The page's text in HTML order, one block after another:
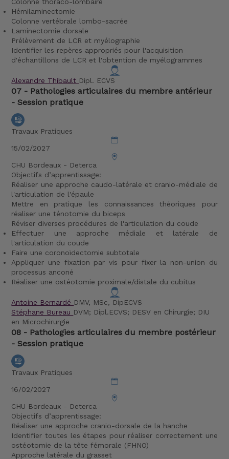
Hémilaminectomie
Colonne vertébrale lombo-sacrée
Laminectomie dorsale
Prélèvement de LCR et myélographie
Identifier les repères appropriés pour l'acquisition
d'échantillons de LCR et l'obtention de myélogrammes
Alexandre Thibault Dipl. ECVS
07 - Pathologies articulaires du membre antérieur
- Session pratique
Travaux Pratiques
15/02/2027
CHU Bordeaux - Deterca
Objectifs d’apprentissage:
Réaliser une approche caudo-latérale et cranio-médiale de
l'articulation de l'épaule
Mettre en pratique les connaissances théoriques pour
réaliser une ténotomie du biceps
Réviser diverses procédures de l'articulation du coude
Effectuer une approche médiale et latérale de
l'articulation du coude
Faire une coronoïdectomie subtotale
Appliquer une fixation par vis pour fixer la non-union du
processus anconé
Réaliser une ostéotomie proximale/distale du cubitus
Antoine Bernardé DMV, MSc, DipECVS
Stéphane Bureau DVM; Dipl.ECVS; DESV en Chirurgie; DIU
en Microchirurgie
08 - Pathologies articulaires du membre postérieur
- Session pratique
Travaux Pratiques
16/02/2027
CHU Bordeaux - Deterca
Objectifs d’apprentissage:
Réaliser une approche cranio-dorsale de la hanche
Identifier toutes les étapes pour réaliser correctement une
ostéotomie de la tête fémorale (FHNO)
Approche latérale du grasset